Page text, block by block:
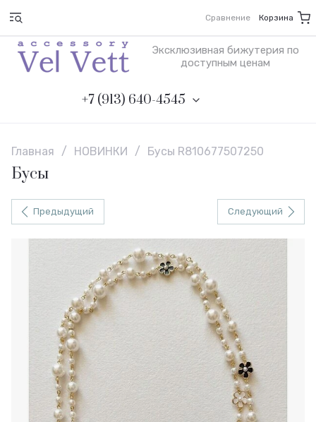
Сравнение Корзина
Эксклюзивная бижутерия по
доступным ценам
+7 (913) 640-4545
Главная / НОВИНКИ / Бусы R810677507250
Бусы
Предыдущий Следующий